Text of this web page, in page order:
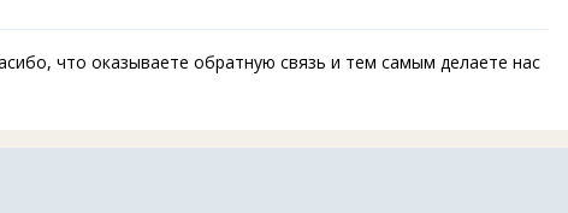
что оказываете обратную связь и тем самым делаете нас